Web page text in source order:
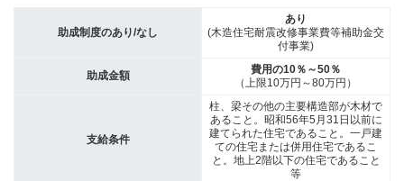
助成制度のあり/なし
あり
(木造住宅耐震改修事業費等補助金交
付事業)
助成金額
費用の10％～50％
（上限10万円～80万円）
支給条件
柱、梁その他の主要構造部が木材で
あること。昭和56年5月31日以前に
建てられた住宅であること。一戸建
ての住宅または併用住宅であるこ
と。地上2階以下の住宅であること
等